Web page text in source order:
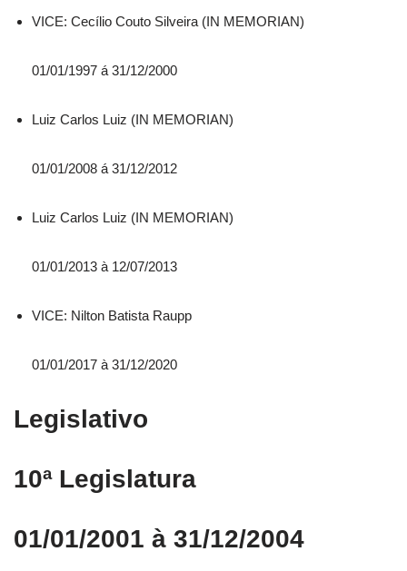
VICE: Cecílio Couto Silveira (IN MEMORIAN)
01/01/1997 á 31/12/2000
Luiz Carlos Luiz (IN MEMORIAN)
01/01/2008 á 31/12/2012
Luiz Carlos Luiz (IN MEMORIAN)
01/01/2013 à 12/07/2013
VICE: Nilton Batista Raupp
01/01/2017 à 31/12/2020
Legislativo
10ª Legislatura
01/01/2001 à 31/12/2004